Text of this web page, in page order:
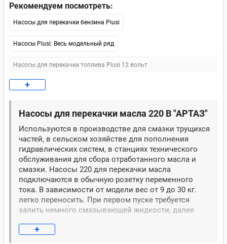
Рекомендуем посмотреть:
Насосы для перекачки бензина Piusi
Насосы Piusi: Весь модельный ряд
Насосы для перекачки топлива Piusi 12 вольт
Насосы для перекачки топлива Piusi 24 v
Насосы для перекачки топлива Piusi
Насосы для перекачки дизельного топлива БелАвтоКомплект
(БелАК)
Насосы для перекачки топлива БелАвтКомплект (БелАК)
Насосы для перекачки топлива БелАК 12 В
+
Насосы для перекачки масла 220 В "АРТАЗ"
Используются в производстве для смазки трущихся
частей, в сельском хозяйстве для пополнения
гидравлических систем, в станциях технического
обслуживания для сбора отработанного масла и
смазки. Насосы 220 для перекачки масла
подключаются в обычную розетку переменного
тока. В зависимости от модели вес от 9 до 30 кг.
легко переносить. При первом пуске требуется
залить немного смазывающей жидкости, далее
насос для перекачки масла 220в будет всасывать
самостоятельно и подавать по горизонтали
+